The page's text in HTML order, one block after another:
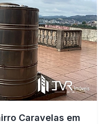
Caravelas em